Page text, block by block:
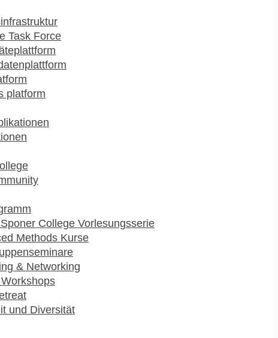
Task Force
platform
College Vorlesungsserie
Methods Kurse
& Networking
und Diversität